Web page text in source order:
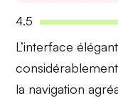
4.5
L’interface
la navigation